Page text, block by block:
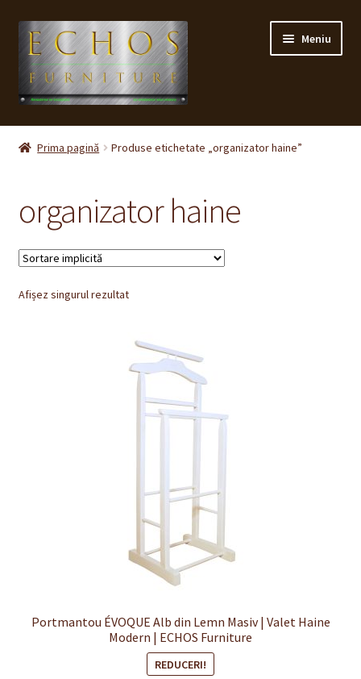
Sari
navigare
Sari
conținut
Meniu
Prima pagină
Contul meu
Coș
Cum cumpăr ?
Politică de Confidențialitate cu privire la prelucrarea
datelor cu caracter personal
Politica de rambursari si returnari
Prima pagină Produse etichetate „organizator haine”
organizator haine
Afișez singurul rezultat
Portmantou ÉVOQUE Alb din Lemn Masiv | Valet Haine
Modern | ECHOS Furniture
REDUCERI!